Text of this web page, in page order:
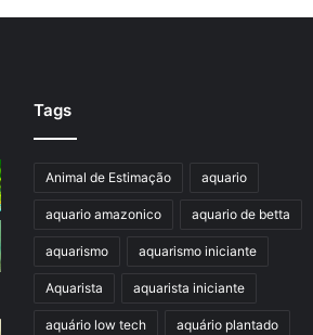
Tags
Animal de Estimação aquario
aquario amazonico aquario de betta
aquarismo aquarismo iniciante
Aquarista aquarista iniciante
aquário low tech aquário plantado